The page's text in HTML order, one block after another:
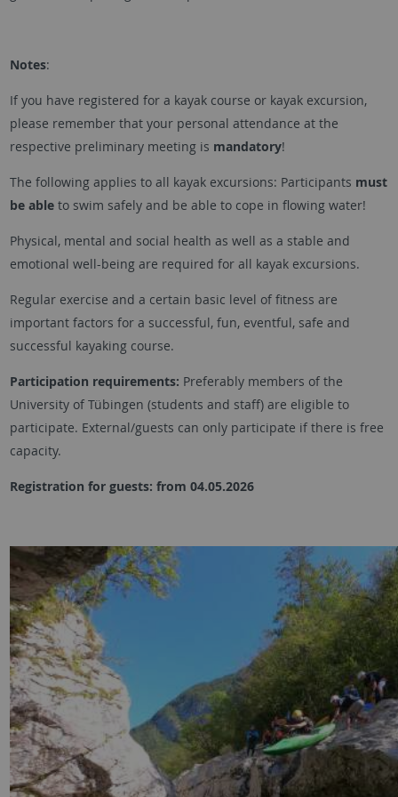
Notes:
If you have registered for a kayak course or kayak excursion,
please remember that your personal attendance at the
respective preliminary meeting is mandatory!
The following applies to all kayak excursions: Participants must
be ableto swim safely and be able to cope in flowing water!
Physical, mental and social health as well as a stable and
emotional well-being are required for all kayak excursions.
Regular exercise and a certain basic level of fitness are
important factors for a successful, fun, eventful, safe and
successful kayaking course.
Participation requirements: Preferably members of the
University of Tübingen (students and staff) are eligible to
participate. External/guests can only participate if there is free
capacity.
Registration for guests: from 04.05.2026